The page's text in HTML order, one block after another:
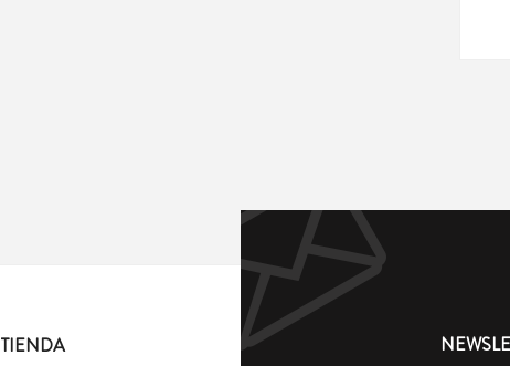
TIENDA